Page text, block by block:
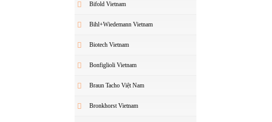
Bifold Vietnam
Bihl+Wiedemann Vietnam
Biotech Vietnam
Bonfiglioli Vietnam
Braun Tacho Việt Nam
Bronkhorst Vietnam